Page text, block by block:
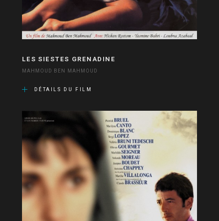
LES SIESTES GRENADINE
MAHMOUD BEN MAHMOUD
DÉTAILS DU FILM